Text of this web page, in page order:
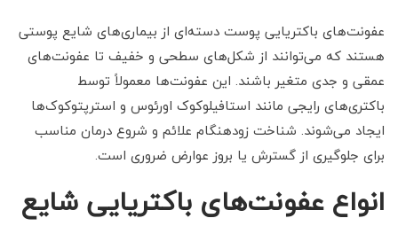
عفونت‌های باکتریایی پوست دسته‌ای از بیماری‌های شایع پوستی
هستند که می‌توانند از شکل‌های سطحی و خفیف تا عفونت‌های
عمقی و جدی متغیر باشند. این عفونت‌ها معمولاً توسط
باکتری‌های رایجی مانند استافیلوکوک اورئوس و استرپتوکوک‌ها
ایجاد می‌شوند. شناخت زودهنگام علائم و شروع درمان مناسب
برای جلوگیری از گسترش یا بروز عوارض ضروری است.
انواع عفونت‌های باکتریایی شایع